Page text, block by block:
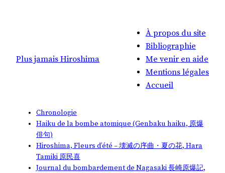
Plus jamais Hiroshima
À propos du site
Bibliographie
Me venir en aide
Mentions légales
Accueil
Chronologie
Haiku de la bombe atomique (Genbaku haiku, 原爆
俳句)
Hiroshima, Fleurs d’été – 壊滅の序曲・夏の花, Hara
Tamiki 原民喜
Journal du bombardement de Nagasaki 長崎原爆記,